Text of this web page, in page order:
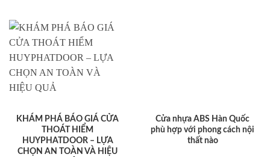
KHÁM PHÁ BÁO GIÁ CỬA
THOÁT HIỂM
HUYPHATDOOR – LỰA
CHỌN AN TOÀN VÀ HIỆU
Cửa nhựa ABS Hàn Quốc
phù hợp với phong cách nội
thất nào